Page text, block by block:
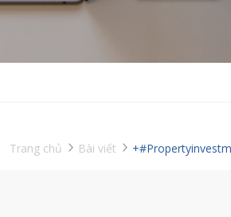
Trang chủ Bài viết